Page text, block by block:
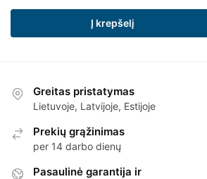
Į krepšelį
Greitas pristatymas
Lietuvoje, Latvijoje, Estijoje
Prekių grąžinimas
per 14 darbo dienų
Pasaulinė garantija ir